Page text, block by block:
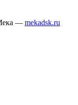
— mekadsk.ru